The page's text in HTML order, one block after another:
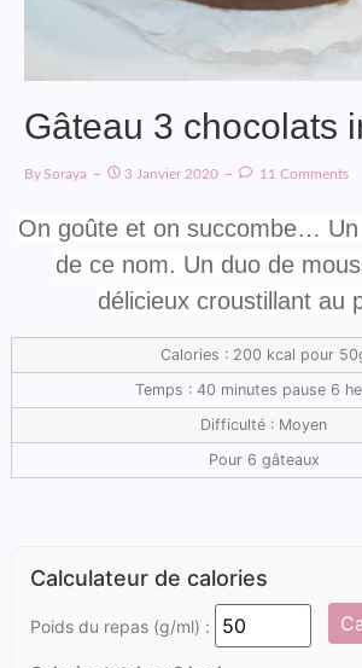
Gâteau 3 chocolats
By Soraya 3 Janvier 2020 11 Comments
On goûte et on succombe…
de ce nom. Un duo de
délicieux croustillant au
Calories : 200 kcal pour
Temps : 40 minutes pause 6
Difficulté : Moyen
Pour 6 gâteaux
Calculateur de calories
Poids du repas (g/ml) :